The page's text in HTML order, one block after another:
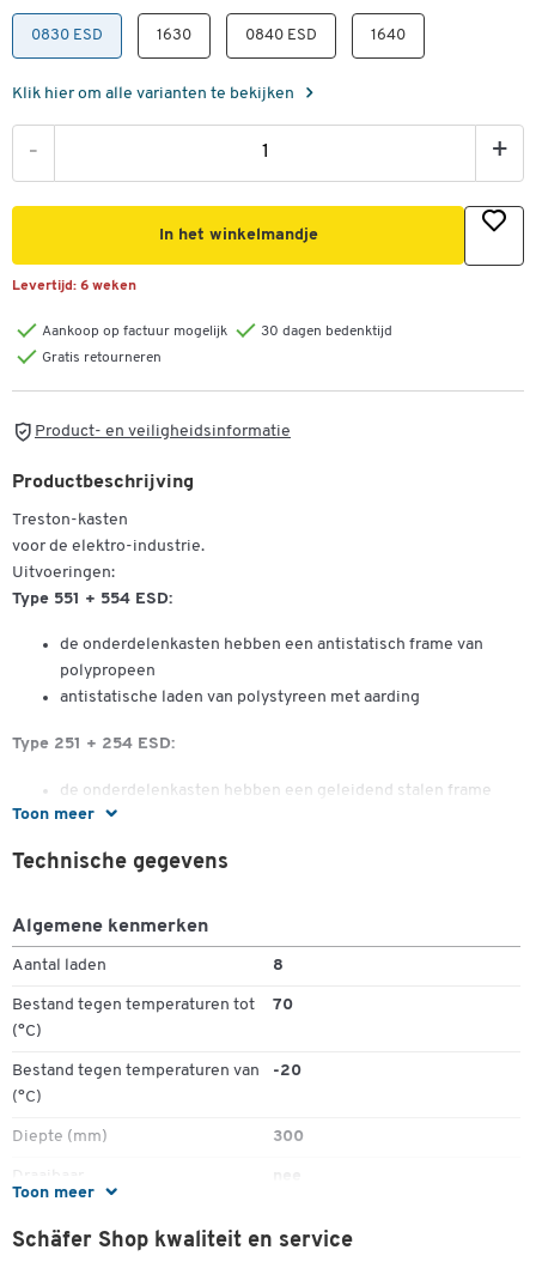
0830 ESD 1630 0840 ESD 1640
Klik hier om alle varianten te bekijken
- +
In het winkelmandje
Levertijd: 6 weken
Aankoop op factuur mogelijk
30 dagen bedenktijd
Gratis retourneren
Product- en veiligheidsinformatie
Toon meer
Productbeschrijving
Treston-kasten
voor de elektro-industrie.
Uitvoeringen:
Type 551 + 554 ESD:
de onderdelenkasten hebben een antistatisch frame van
polypropeen
antistatische laden van polystyreen met aarding
Type 251 + 254 ESD:
de onderdelenkasten hebben een geleidend stalen frame
antistatische laden van polypropeen met aardverbinding
Type 1630, 1640, 0830 en 0840 ESD:
stalen frame
laden van polypropeen met aardverbinding
Toon meer
Technische gegevens
Algemene kenmerken
Aantal laden 8
Bestand tegen temperaturen tot
(°C)
70
Bestand tegen temperaturen van
(°C)
-20
Diepte (mm) 300
Draaibaar
Framebreedte (mm)
Schäfer Shop kwaliteit en service